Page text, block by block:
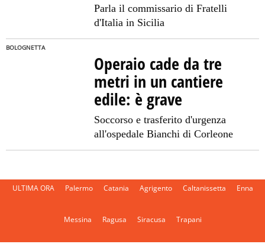
Parla il commissario di Fratelli
d'Italia in Sicilia
BOLOGNETTA
Operaio cade da tre
metri in un cantiere
edile: è grave
Soccorso e trasferito d'urgenza
all'ospedale Bianchi di Corleone
ULTIMA ORA Palermo Catania Agrigento Caltanissetta Enna
Messina Ragusa Siracusa Trapani